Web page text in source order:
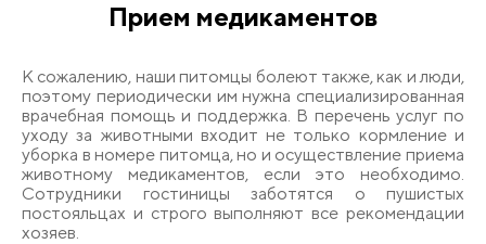
Прием медикаментов
К сожалению, наши питомцы болеют также, как и люди,
поэтому периодически им нужна специализированная
врачебная помощь и поддержка. В перечень услуг по
уходу за животными входит не только кормление и
уборка в номере питомца, но и осуществление приема
животному медикаментов, если это необходимо.
Сотрудники гостиницы заботятся о пушистых
постояльцах и строго выполняют все рекомендации
хозяев.